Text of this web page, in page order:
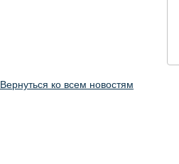
Вернуться ко всем новостям